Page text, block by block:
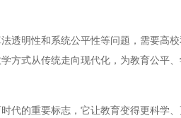
明性和系统公平性等问题，需要高校
方式从传统走向现代化，为教育公平
的重要标志，它让教育变得更科学、